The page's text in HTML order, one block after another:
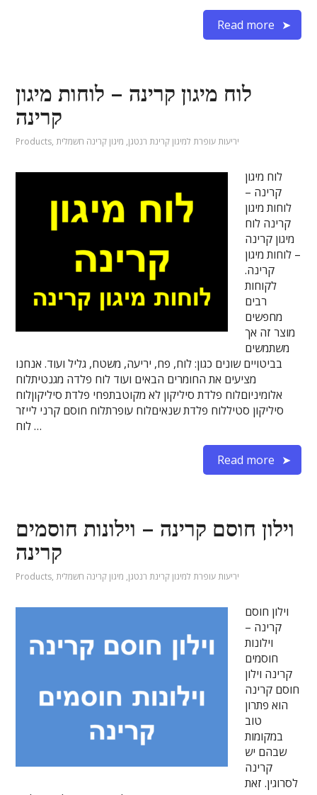
Read more
לוח מיגון קרינה – לוחות מיגון
קרינה
Products, יריעות עופרת למיגון קרינת רנטגן, מיגון קרינה חשמלית
לוח מיגון
קרינה –
לוחות מיגון
קרינה לוח
מיגון קרינה
– לוחות מיגון
קרינה.
לקוחות
רבים
מחפשים
מוצר זה אך
משתמשים
בביטויים שונים כגון: לוח, פח, יריעה, משטח, גליל ועוד. אנחנו
מציעים את החומרים הבאים ועוד לוח פלדה מגנטיתלוח
אלומיניוםלוח פלדת סיליקון לא מקוטבתפחי פלדת סיליקוןלוח
סיליקון סטיללוח פלדת שנאיםלוח עופרתלוח חוסם קרני לייזר
לוח …
Read more
וילון חוסם קרינה – וילונות חוסמים
קרינה
Products, יריעות עופרת למיגון קרינת רנטגן, מיגון קרינה חשמלית
וילון חוסם
קרינה –
וילונות
חוסמים
קרינה וילון
חוסם קרינה
הוא פתרון
טוב
במקומות
שבהם יש
קרינה
לסרוגין. זאת